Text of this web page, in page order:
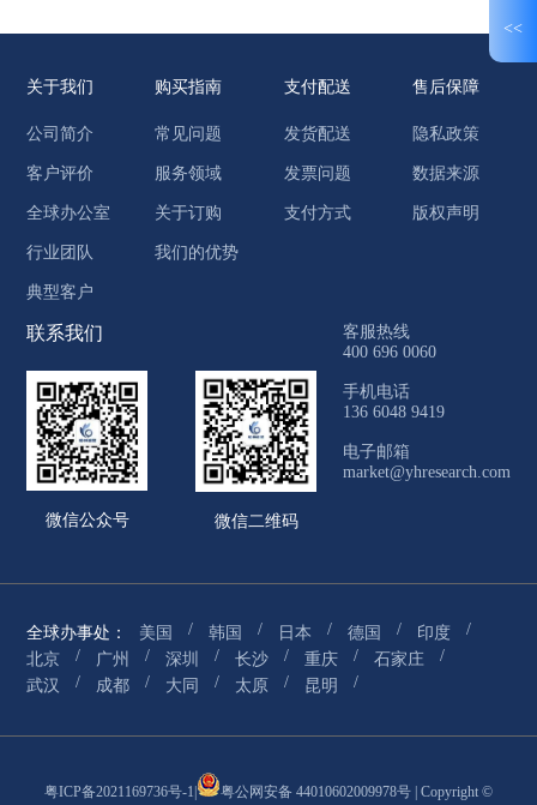
<<
关于我们
公司简介
客户评价
全球办公室
行业团队
典型客户
购买指南
常见问题
服务领域
关于订购
我们的优势
支付配送
发货配送
发票问题
支付方式
售后保障
隐私政策
数据来源
版权声明
联系我们
微信公众号 微信二维码
客服热线
400 696 0060
手机电话
136 6048 9419
电子邮箱
market@yhresearch.com
全球办事处： 美国 / 韩国 / 日本 / 德国 / 印度
/
北京
/ 广州 / 深圳 / 长沙 / 重庆 / 石家庄
/
武汉
/ 成都 / 大同 / 太原 / 昆明 /
粤ICP备2021169736号-1 粤公网安备 44010602009978号 | Copyright ©